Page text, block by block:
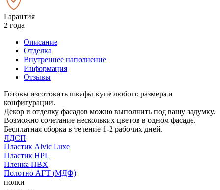
Гарантия
2 года
Описание
Отделка
Внутреннее наполнение
Информация
Отзывы
Готовы изготовить шкафы-купе любого размера и
конфигурации.
Декор и отделку фасадов можно выполнить под вашу задумку.
Возможно сочетание нескольких цветов в одном фасаде.
Бесплатная сборка в течение 1-2 рабочих дней.
ЛДСП
Пластик Alvic Luxe
Пластик HPL
Пленка ПВХ
Полотно АГТ (МДФ)
полки